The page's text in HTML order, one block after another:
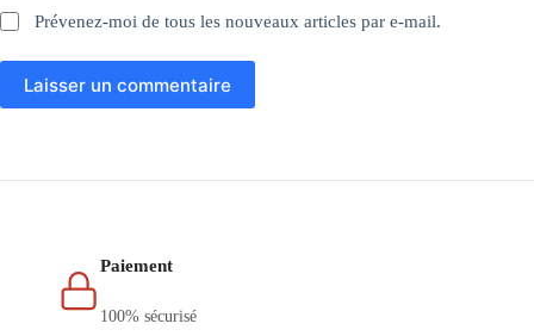
Prévenez-moi de tous les nouveaux articles par e-mail.
Laisser un commentaire
Paiement
100% sécurisé